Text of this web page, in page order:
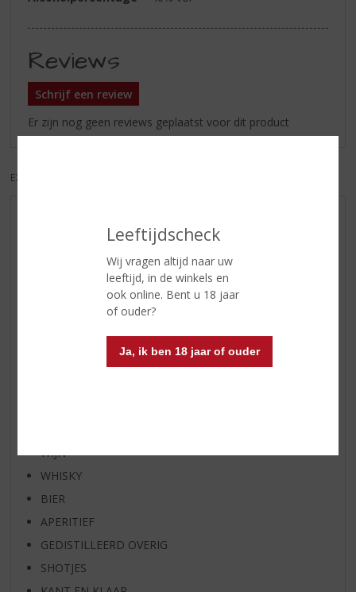
Leeftijdscheck
Wij vragen altijd naar uw
leeftijd, in de winkels en
ook online. Bent u 18 jaar
of ouder?
Ja, ik ben 18 jaar of ouder
Reviews
Schrijf een review
Er zijn nog geen reviews geplaatst voor dit product
EXCL. BTW
WIJN VAN DE MAAND
WHISKY VAN DE MAAND
RUM VAN DE MAAND
BIER VAN DE MAAND
SPIRIT VAN DE MAAND
EXCLUSIEF TOPSLIJTER
WIJN
WHISKY
BIER
APERITIEF
GEDISTILLEERD OVERIG
SHOTJES